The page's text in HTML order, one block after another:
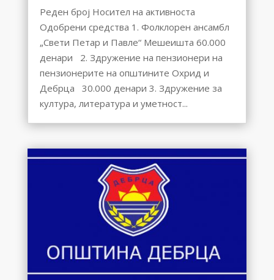
Реден број Носител на активноста
Одобрени средства 1. Фолклорен ансамбл
„Свети Петар и Павле“ Мешеишта 60.000
денари 2. Здружение на пензионери на
пензионерите на општините Охрид и
Дебрца 30.000 денари 3. Здружение за
култура, литература и уметност...